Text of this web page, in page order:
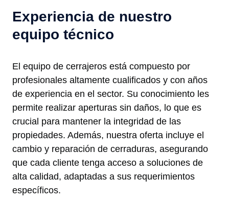
Experiencia de nuestro
equipo técnico
El equipo de cerrajeros está compuesto por
profesionales altamente cualificados y con años
de experiencia en el sector. Su conocimiento les
permite realizar aperturas sin daños, lo que es
crucial para mantener la integridad de las
propiedades. Además, nuestra oferta incluye el
cambio y reparación de cerraduras, asegurando
que cada cliente tenga acceso a soluciones de
alta calidad, adaptadas a sus requerimientos
específicos.